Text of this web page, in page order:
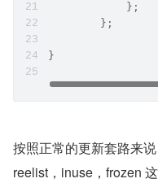
            };
        };
}
按照正常的更新套路来
reelist，inuse，frozen